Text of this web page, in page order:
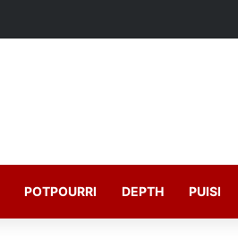
POTPOURRI DEPTH PUISI